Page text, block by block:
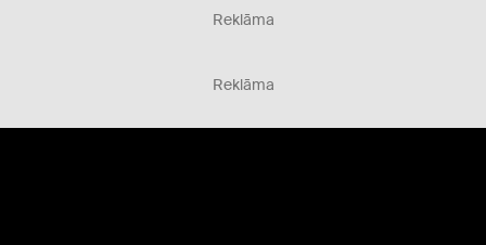
Reklāma
Reklāma